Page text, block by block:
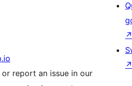
report an issue in our
↗
↗